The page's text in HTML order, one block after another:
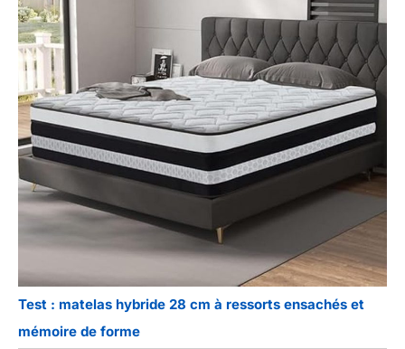
Test : matelas hybride 28 cm à ressorts ensachés et
mémoire de forme